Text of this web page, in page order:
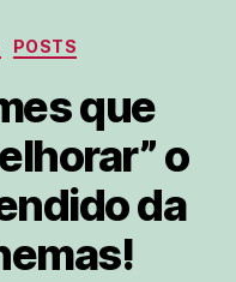
POSTS
que
o
da